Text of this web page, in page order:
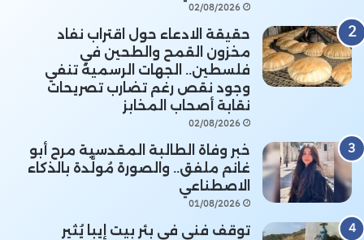
02/08/2026
حقيقة الادعاء حول اقتراب نفاد
مخزون القمح والطحين في
فلسطين.. الجهات الرسمية تنفي
وجود نقص رغم تضارب تصريحات
نقابة أصحاب المخابز
02/08/2026
خبر وفاة الطالبة المقدسية مرح أبو
غانم ملفق.. والصورة مُولَّدة بالذكاء
الاصطناعي
01/08/2026
توقف فني في بئر بيت إيبا يُثير